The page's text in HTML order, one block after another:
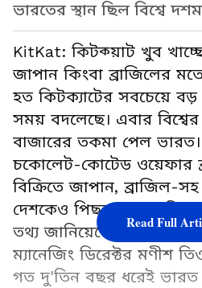
ভারতের স্থান ছিল বিশ্বে
KitKat: কিটক্য়াট খুব
জাপান কিংবা ব্রাজিলের
হত কিটক্যাটের সবচেয়ে বড়
সময় বদলেছে। এবার
বাজারের তকমা পেল
চকোলেট-কোটেড ওয়েফার
বিক্রিতে জাপান, ব্রাজিল-
দেশকেও পিছনে ফেলে
তথ্য জানিয়েছেন, নেসলে
ম্যানেজিং ডিরেক্টর মণীশ
গত দু'তিন বছর ধরেই ভারত
Read Full